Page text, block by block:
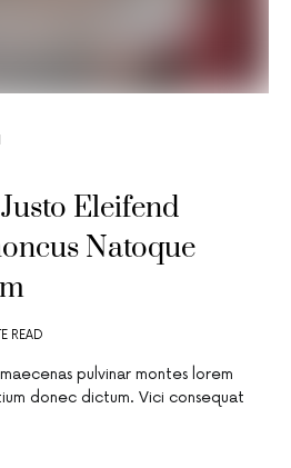
Justo Eleifend
Natoque
READ
pulvinar montes lorem
donec dictum. Vici consequat